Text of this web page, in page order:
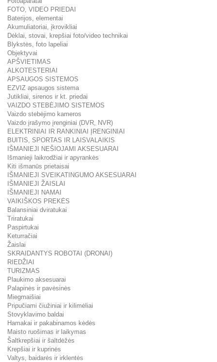
FOTO, VIDEO PRIEDAI
Baterijos, elementai
Akumuliatoriai, įkrovikliai
Dėklai, stovai, krepšiai foto/video technikai
Blykstės, foto lapeliai
Objektyvai
APŠVIETIMAS
ALKOTESTERIAI
APSAUGOS SISTEMOS
EZVIZ apsaugos sistema
Jutikliai, sirenos ir kt. priedai
VAIZDO STEBĖJIMO SISTEMOS
Vaizdo stebėjimo kameros
Vaizdo įrašymo įrenginiai (DVR, NVR)
ELEKTRINIAI IR RANKINIAI ĮRENGINIAI
BUITIS, SPORTAS IR LAISVALAIKIS
IŠMANIEJI NEŠIOJAMI AKSESUARAI
Išmanieji laikrodžiai ir apyrankės
Kiti išmanūs prietaisai
IŠMANIEJI SVEIKATINGUMO AKSESUARAI
IŠMANIEJI ŽAISLAI
IŠMANIEJI NAMAI
VAIKIŠKOS PREKĖS
Balansiniai dviratukai
Triratukai
Paspirtukai
Keturračiai
Žaislai
SKRAIDANTYS ROBOTAI (DRONAI)
RIEDŽIAI
TURIZMAS
Plaukimo aksesuarai
Palapinės ir pavėsinės
Miegmaišiai
Pripučiami čiužiniai ir kilimėliai
Stovyklavimo baldai
Hamakai ir pakabinamos kėdės
Maisto ruošimas ir laikymas
Šaltkrepšiai ir šaltdėžės
Krepšiai ir kuprinės
Valtys, baidarės ir irklentės